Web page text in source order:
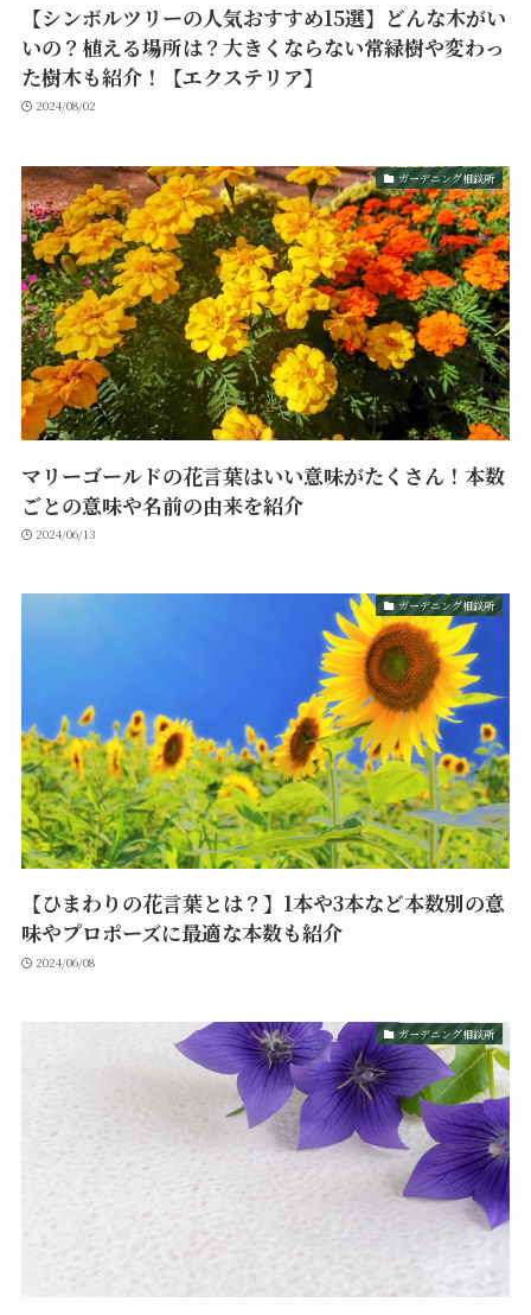
【シンボルツリーの人気おすすめ15選】どんな木がい
いの？植える場所は？大きくならない常緑樹や変わっ
た樹木も紹介！【エクステリア】
2024/08/02
ガーデニング相談所
マリーゴールドの花言葉はいい意味がたくさん！本数
ごとの意味や名前の由来を紹介
2024/06/13
ガーデニング相談所
【ひまわりの花言葉とは？】1本や3本など本数別の意
味やプロポーズに最適な本数も紹介
2024/06/08
ガーデニング相談所